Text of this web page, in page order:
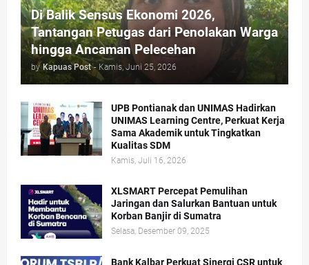
Di Balik Sensus Ekonomi 2026,
Tantangan Petugas dari Penolakan Warga
hingga Ancaman Pelecehan
by Kapuas Post - Kamis, Juni 25, 2026
UPB Pontianak dan UNIMAS Hadirkan
UNIMAS Learning Centre, Perkuat Kerja
Sama Akademik untuk Tingkatkan
Kualitas SDM
Kamis, Juli 16, 2026
XLSMART Percepat Pemulihan
Jaringan dan Salurkan Bantuan untuk
Korban Banjir di Sumatra
Selasa, Desember 09, 2025
Bank Kalbar Perkuat Sinergi CSR untuk